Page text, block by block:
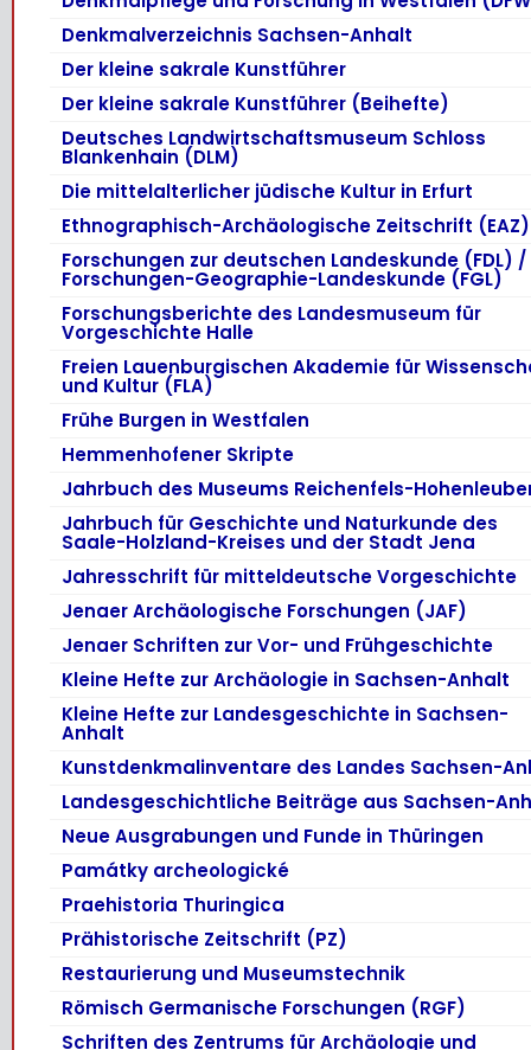
Denkmalverzeichnis Sachsen-Anhalt
Der kleine sakrale Kunstführer
Der kleine sakrale Kunstführer (Beihefte)
Deutsches Landwirtschaftsmuseum Schloss
Blankenhain (DLM)
Die mittelalterlicher jüdische Kultur in Erfurt
Ethnographisch-Archäologische Zeitschrift (EAZ)
Forschungen zur deutschen Landeskunde (FDL) /
Forschungen-Geographie-Landeskunde (FGL)
Forschungsberichte des Landesmuseum für
Vorgeschichte Halle
Freien Lauenburgischen Akademie für
und Kultur (FLA)
Frühe Burgen in Westfalen
Hemmenhofener Skripte
Jahrbuch des Museums Reichenfels-
Jahrbuch für Geschichte und Naturkunde des
Saale-Holzland-Kreises und der Stadt Jena
Jahresschrift für mitteldeutsche Vorgeschichte
Jenaer Archäologische Forschungen (JAF)
Jenaer Schriften zur Vor- und Frühgeschichte
Kleine Hefte zur Archäologie in Sachsen-Anhalt
Kleine Hefte zur Landesgeschichte in Sachsen-
Anhalt
Kunstdenkmalinventare des Landes Sachsen-
Landesgeschichtliche Beiträge aus Sachsen-
Neue Ausgrabungen und Funde in Thüringen
Památky archeologické
Praehistoria Thuringica
Prähistorische Zeitschrift (PZ)
Restaurierung und Museumstechnik
Römisch Germanische Forschungen (RGF)
Schriften des Zentrums für Archäologie und